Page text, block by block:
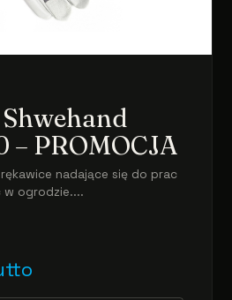
– PROMOCJA
nadające się do prac
ogrodzie....